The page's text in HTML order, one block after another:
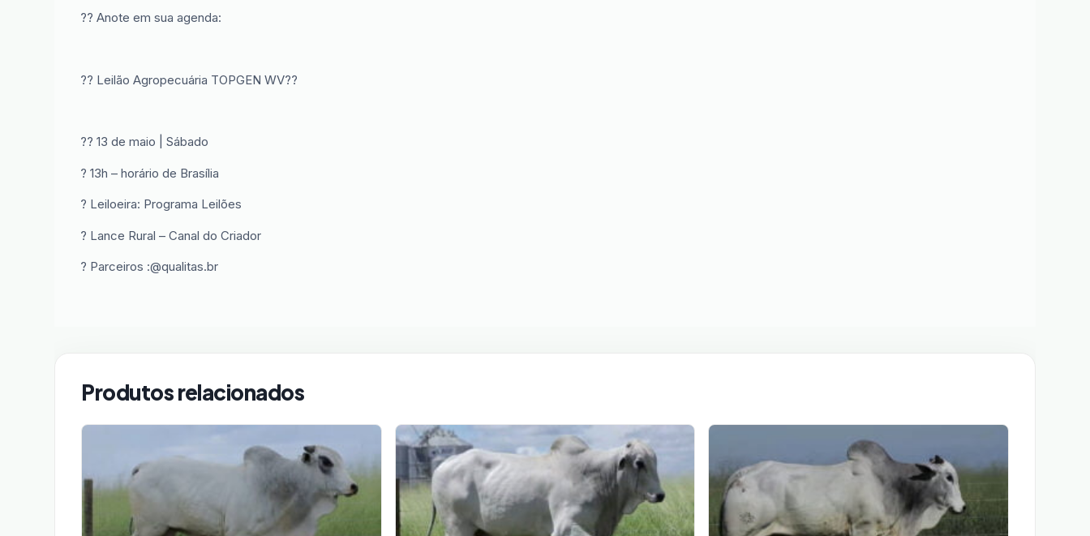
?? Anote em sua agenda:
?? Leilão Agropecuária TOPGEN WV??
?? 13 de maio | Sábado
? 13h – horário de Brasília
? Leiloeira: Programa Leilões
? Lance Rural – Canal do Criador
? Parceiros :@qualitas.br
Produtos relacionados